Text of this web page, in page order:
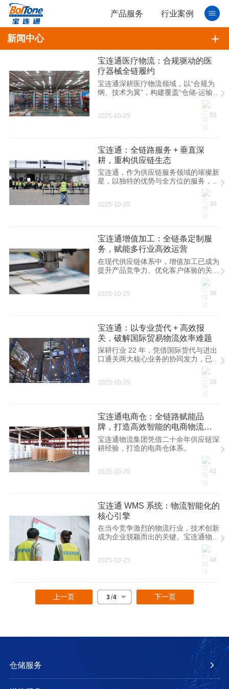
产品服务 行业案例
新闻中心
宝连通医疗物流：合规驱动的医
疗器械全链履约
宝连通深耕医疗物流领域，以“合规为
纲、技术为翼”，构建覆盖“仓储-运输-
通关-增值”的医疗器械供应链服务体
系，为企业提供安全、高效、可追溯的
全流程解决方案。
2025-10-25 55
宝连通：全链路服务 + 垂直深
耕，重构供应链生态
宝连通，作为供应链服务领域的璀璨新
星，以独特的优势与全方位的服务，为
2025-10-25 39
宝连通增值加工：全链条定制服
务，赋能多行业高效运营
在现代供应链体系中，增值加工已成为
提升产品竞争力、优化客户体验的关键
2025-10-25 38
宝连通：以专业货代 + 高效报
关，破解国际贸易物流效率难题
深耕行业 22 年，凭借国际货代与进出
口通关两大核心业务的协同发力，已成
为众多企业信赖的物流合作伙伴，用专
业与效率破解贸易流通中的各类难题。
2025-10-25 39
宝连通电商仓：全链路赋能品
牌，打造高效智能的电商物流新
生态
宝连通物流集团凭借二十余年供应链深
耕经验，打造的电商仓体系。
2025-10-25 41
宝连通 WMS 系统：物流智能化的
核心引擎
在当今竞争激烈的物流行业，技术创新
成为企业脱颖而出的关键。宝连通物流
集团的仓储管理系统（WMS），成功
构建了智能化物流体系，为众多行业客
户提供了高效、精准的仓储解决方案。
2025-10-25 48
上一页 3/4 下一页
仓储服务